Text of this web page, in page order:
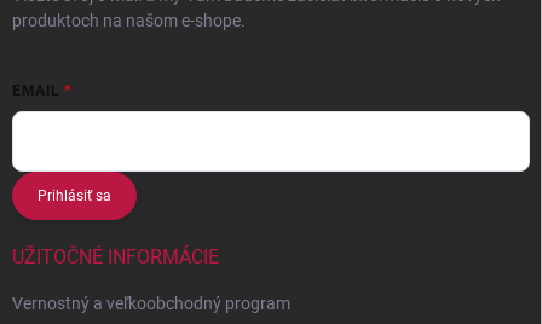
produktoch na našom e-shope.
EMAIL
Prihlásiť sa
UŽITOČNÉ INFORMÁCIE
Vernostný a veľkoobchodný program